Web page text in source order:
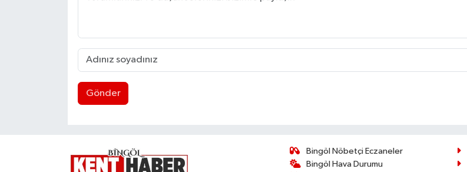
Gönder
Bingöl Nöbetçi Eczaneler
Bingöl Hava Durumu